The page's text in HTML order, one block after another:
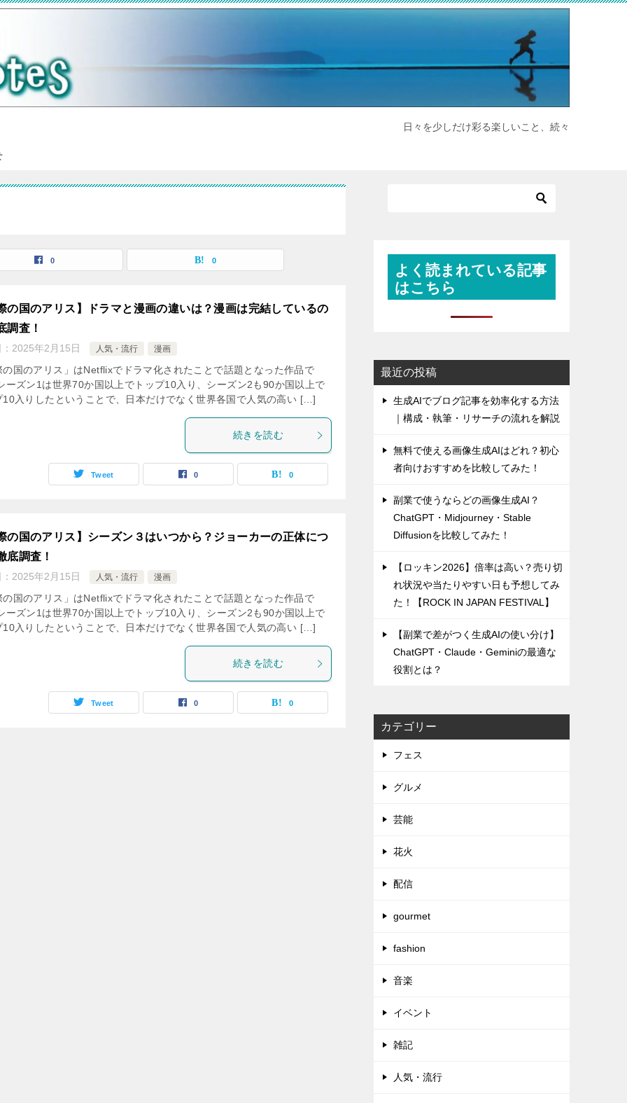
日々を少しだけ彩る楽しいこと、続々
0 0
の国のアリス】ドラマと漫画の違いは？漫画は完結しているの
調査！
2025年2月15日 人気・流行 漫画
の国のアリス」はNetflixでドラマ化されたことで話題となった作品で
ーズン1は世界70か国以上でトップ10入り、シーズン2も90か国以上で
10入りしたということで、日本だけでなく世界各国で人気の高い […]
続きを読む
Tweet 0 0
の国のアリス】シーズン３はいつから？ジョーカーの正体につ
底調査！
2025年2月15日 人気・流行 漫画
の国のアリス」はNetflixでドラマ化されたことで話題となった作品で
ーズン1は世界70か国以上でトップ10入り、シーズン2も90か国以上で
10入りしたということで、日本だけでなく世界各国で人気の高い […]
続きを読む
Tweet 0 0
よく読まれている記事
はこちら
最近の投稿
生成AIでブログ記事を効率化する方法
｜構成・執筆・リサーチの流れを解説
無料で使える画像生成AIはどれ？初心
者向けおすすめを比較してみた！
副業で使うならどの画像生成AI？
ChatGPT・Midjourney・Stable
Diffusionを比較してみた！
【ロッキン2026】倍率は高い？売り切
れ状況や当たりやすい日も予想してみ
た！【ROCK IN JAPAN FESTIVAL】
【副業で差がつく生成AIの使い分け】
ChatGPT・Claude・Geminiの最適な
役割とは？
カテゴリー
フェス
グルメ
芸能
花火
配信
gourmet
fashion
音楽
イベント
雑記
人気・流行